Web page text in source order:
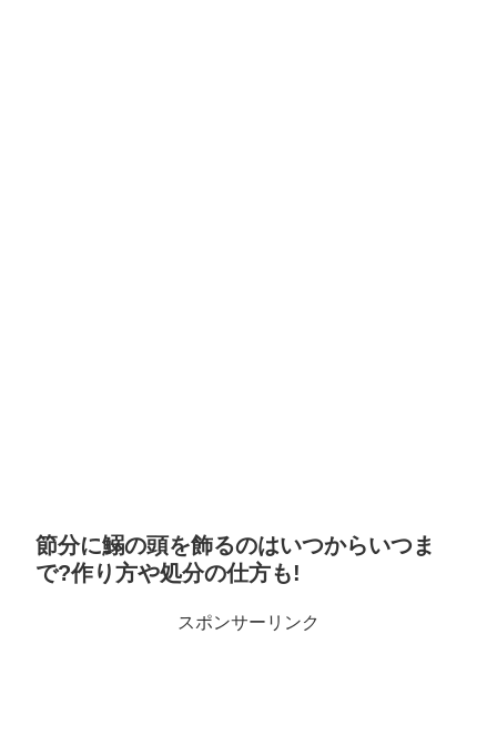
節分に鰯の頭を飾るのはいつからいつま
で?作り方や処分の仕方も!
スポンサーリンク